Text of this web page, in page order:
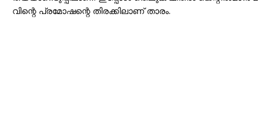
വിന്റെ പ്രമോഷന്റെ തിരക്കിലാണ് താരം.